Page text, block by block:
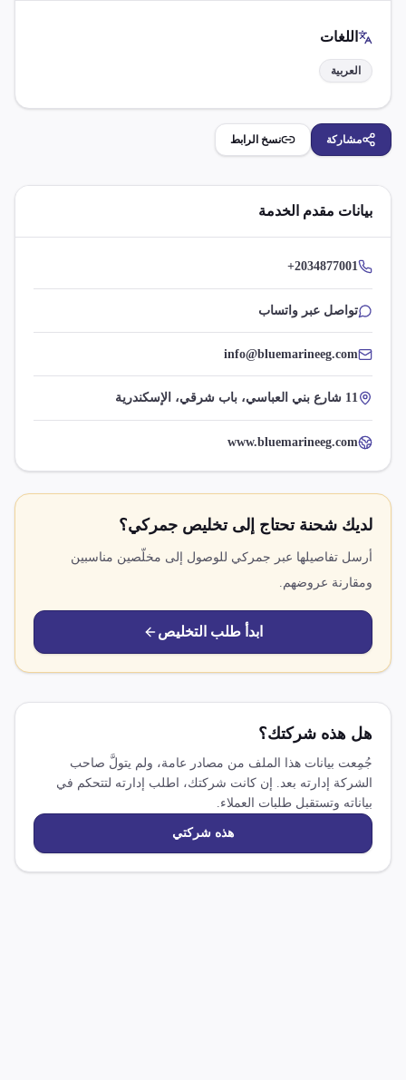
اللغات
العربية
مشاركة نسخ الرابط
بيانات مقدم الخدمة
+2034877001
تواصل عبر واتساب
info@bluemarineeg.com
11 شارع بني العباسي، باب شرقي، الإسكندرية
www.bluemarineeg.com
لديك شحنة تحتاج إلى تخليص جمركي؟
أرسل تفاصيلها عبر جمركي للوصول إلى مخلّصين مناسبين
ومقارنة عروضهم.
ابدأ طلب التخليص
هل هذه شركتك؟
جُمِعت بيانات هذا الملف من مصادر عامة، ولم يتولَّ صاحب
الشركة إدارته بعد. إن كانت شركتك، اطلب إدارته لتتحكم في
بياناته وتستقبل طلبات العملاء.
هذه شركتي